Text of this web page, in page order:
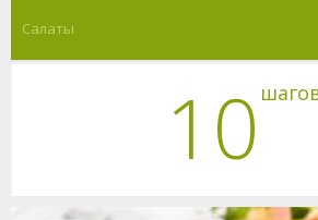
Салаты
10